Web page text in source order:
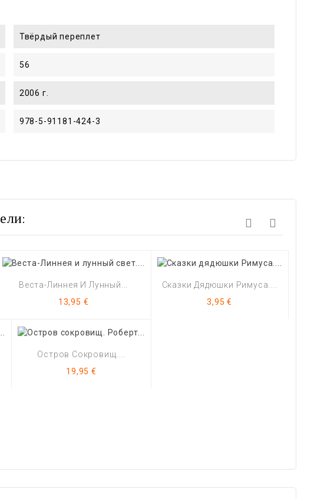
Твёрдый переплет
56
2006 г.
978-5-91181-424-3
Веста-Линнея И Лунный...
Цена
13,95 €
Сказки Дядюшки Римуса....
Цена
3,95 €
Остров Сокровищ....
Цена
19,95 €